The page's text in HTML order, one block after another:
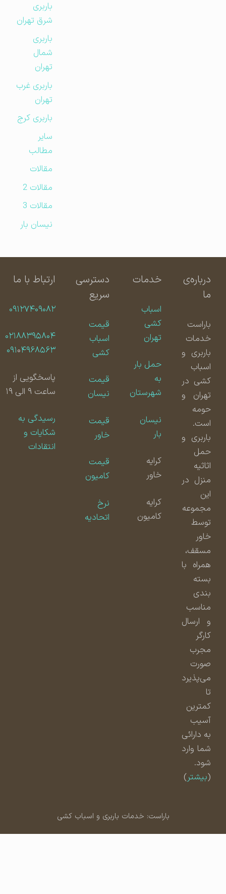
باربری
شرق تهران
باربری
شمال
تهران
باربری غرب
تهران
باربری کرج
مطالب
مقالات
مقالات 2
مقالات 3
نیسان بار
درباره‌ی
باراست
خدمات
باربری و
اسباب
کشی در
تهران و
حومه
است.
باربری و
حمل
اثاثیه
منزل در
مجموعه
توسط
مسقف،
همراه با
بسته
بندی
مناسب
و ارسال
مجرب
صورت
می‌پذیرد
کمترین
آسیب
به دارائی
شما وارد
شود.
بیشتر)
خدمات
اسباب
کشی
تهران
حمل بار
شهرستان
نیسان
کامیون
دسترسی
سریع
قیمت
اسباب
کشی
قیمت
نیسان
قیمت
قیمت
کامیون
اتحادیه
ارتباط با ما
۰۹۱۲۷۴۰۹۰۸۲
۰۲۱۸۸۳۹۵۸۰۴
۰۹۱۰۴۹۶۸۵۶۳
پاسخگویی از
ساعت ۹ الی ۱۹
رسیدگی به
شکایات و
انتقادات
باراست: خدمات باربری و اسباب کشی